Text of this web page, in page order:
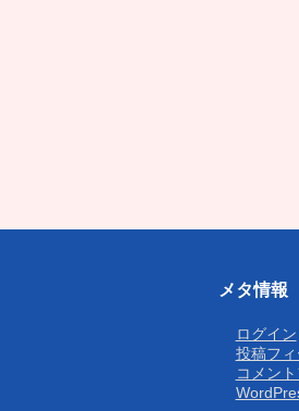
メタ情報
ログイン
投稿フィ
コメン